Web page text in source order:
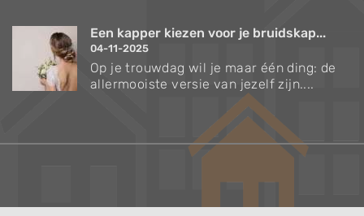
Een kapper kiezen voor je bruidskap...
04-11-2025
Op je trouwdag wil je maar één ding: de
allermooiste versie van jezelf zijn....